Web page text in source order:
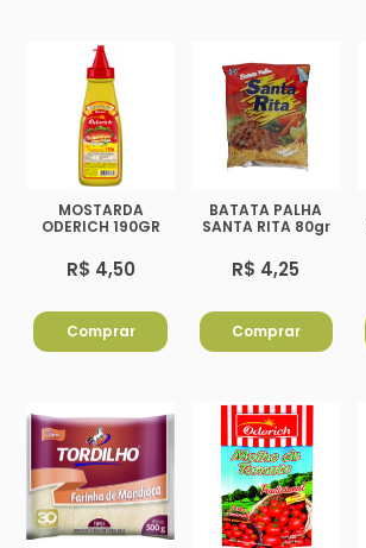
MOSTARDA
ODERICH 190GR
R$ 4,50
Comprar
BATATA PALHA
SANTA RITA 80gr
R$ 4,25
Comprar